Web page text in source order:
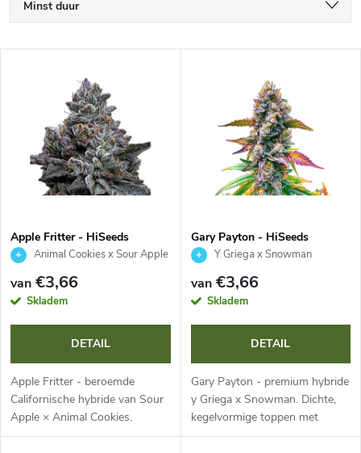
r
t
s
o
r
t
Minst duur
Alfabetisch
t
v
a
p
r
Apple Fritter - HiSeeds
Animal Cookies x Sour Apple
van €3,66
Skladem
DETAIL
Apple Fritter - beroemde
Californische hybride van Sour
Apple × Animal Cookies.
Gebalanceerde genetica met
Gary Payton - HiSeeds
Y Griega x Snowman
van€3,66
Skladem
DETAIL
Gary Payton - premium hybride
y Griega x Snowman. Dichte,
kegelvormige toppen met
mintgroene en paarse tinten,